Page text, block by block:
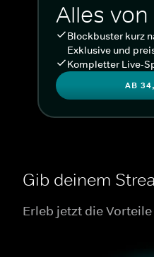
Alles von
Blockbuster kurz
Exklusive und
Kompletter Live-
AB
Gib deinem
Erleb jetzt die